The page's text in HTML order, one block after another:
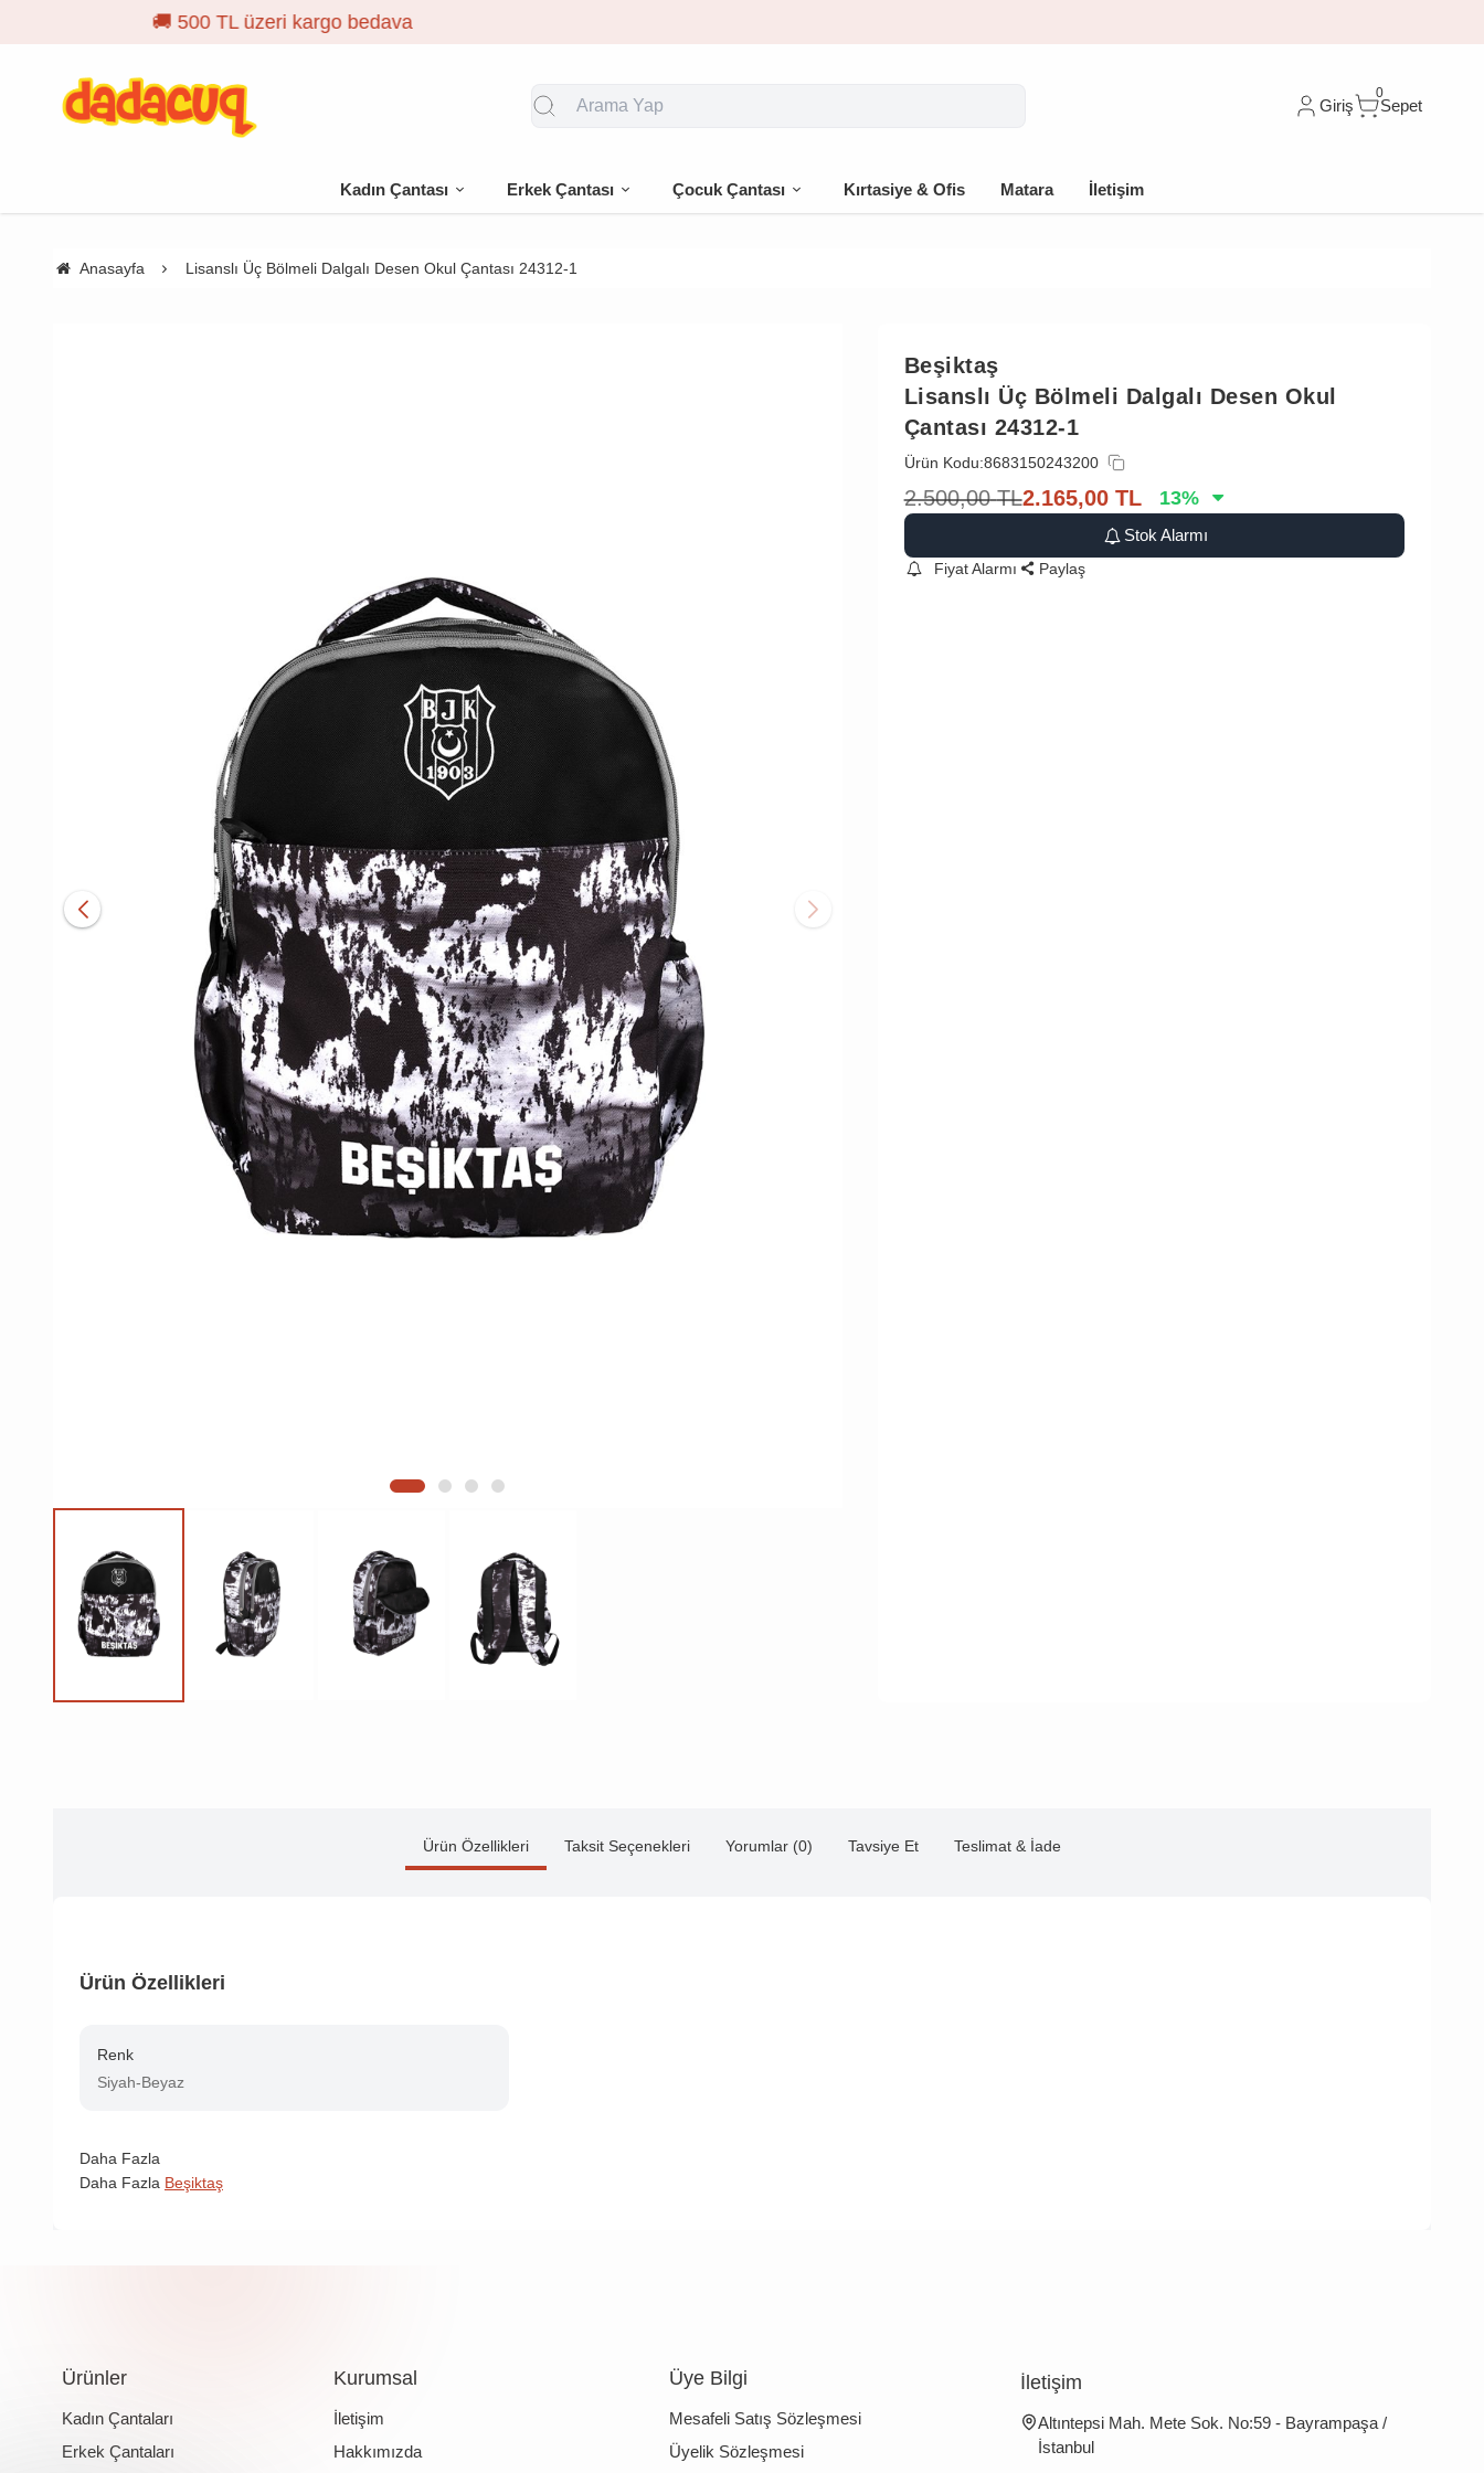
Giriş
0
Sepet
Kadın Çantası Erkek Çantası Çocuk Çantası Kırtasiye & Ofis Matara İletişim
Anasayfa Lisanslı Üç Bölmeli Dalgalı Desen Okul Çantası 24312-1
Beşiktaş
Lisanslı Üç Bölmeli Dalgalı Desen Okul
Çantası 24312-1
Ürün Kodu:8683150243200
2.500,00 TL2.165,00 TL 13%
Stok Alarmı
Fiyat Alarmı Paylaş
Ürün Özellikleri Taksit Seçenekleri Yorumlar (0) Tavsiye Et Teslimat & İade
Ürün Özellikleri
Renk
Siyah-Beyaz
Daha Fazla
Daha Fazla Beşiktaş
Ürünler
Kadın Çantaları
Erkek Çantaları
Kurumsal
İletişim
Hakkımızda
Üye Bilgi
Mesafeli Satış Sözleşmesi
Üyelik Sözleşmesi
İletişim
Altıntepsi Mah. Mete Sok. No:59 - Bayrampaşa /
İstanbul